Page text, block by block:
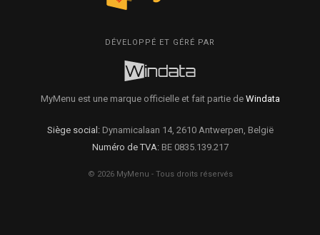
DÉVELOPPÉ ET GÉRÉ PAR
MyMenu est une marque officielle et fait partie de Windata
Siège social:Dynamicalaan 14, 2610 Antwerpen, België
Numéro de TVA:BE 0835.139.217
© 2026 MyMenu - Tous droits réservés